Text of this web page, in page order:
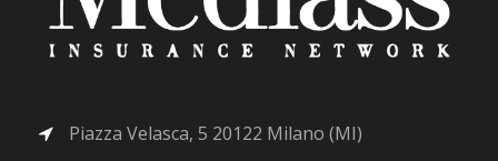
Piazza Velasca, 5 20122 Milano (MI)